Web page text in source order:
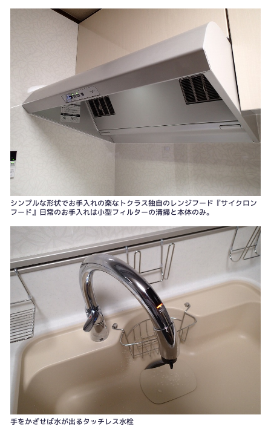
シンプルな形状でお手入れの楽なトクラス独自のレンジフード『サイクロン
フード』日常のお手入れは小型フィルターの清掃と本体のみ。
手をかざせば水が出るタッチレス水栓
ハイバックカウンターは水ハネがしやすい部分につなぎ目がないのでお手入れ
が楽に。カウンターとシンクにも繋ぎ目や隙間なし